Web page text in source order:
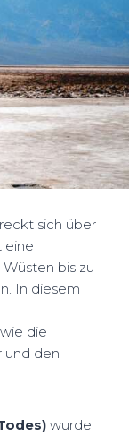
sich über
eine
bis zu
In diesem
die
und den
wurde